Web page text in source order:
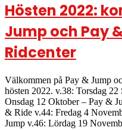
Hösten 2022:
Jump och Pay
Ridcenter
Välkommen på Pay & Jump
hösten 2022. v.38: Torsdag
Onsdag 12 Oktober – Pay &
& Ride v.44: Fredag 4
Jump v.46: Lördag 19